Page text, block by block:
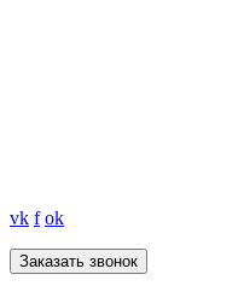
vk f ok